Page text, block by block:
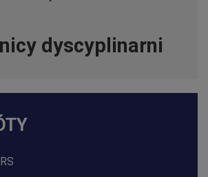
dyscyplinarni